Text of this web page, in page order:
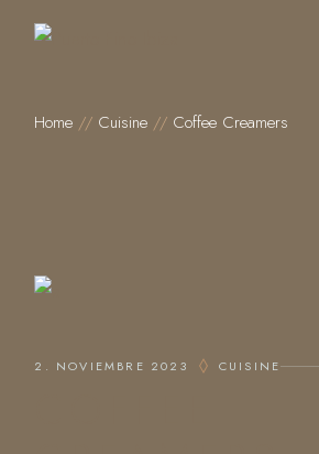
Home Cuisine Coffee Creamers
2. NOVIEMBRE 2023 CUISINE